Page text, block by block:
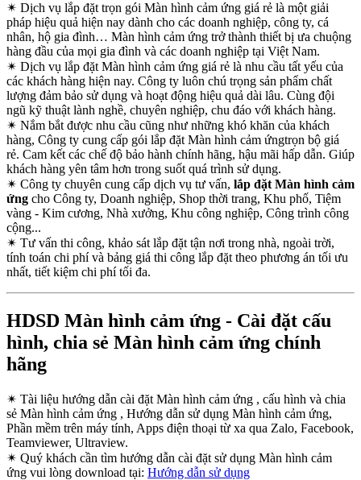
✴ Dịch vụ lắp đặt trọn gói Màn hình cảm ứng giá rẻ là một giải
pháp hiệu quả hiện nay dành cho các doanh nghiệp, công ty, cá
nhân, hộ gia đình… Màn hình cảm ứng trở thành thiết bị ưa chuộng
hàng đầu của mọi gia đình và các doanh nghiệp tại Việt Nam.
✴ Dịch vụ lắp đặt Màn hình cảm ứng giá rẻ là nhu cầu tất yếu của
các khách hàng hiện nay. Công ty luôn chú trọng sản phẩm chất
lượng đảm bảo sử dụng và hoạt động hiệu quả dài lâu. Cùng đội
ngũ kỹ thuật lành nghề, chuyên nghiệp, chu đáo với khách hàng.
✴ Nắm bắt được nhu cầu cũng như những khó khăn của khách
hàng, Công ty cung cấp gói lắp đặt Màn hình cảm ứngtrọn bộ giá
rẻ. Cam kết các chế độ bảo hành chính hãng, hậu mãi hấp dẫn. Giúp
khách hàng yên tâm hơn trong suốt quá trình sử dụng.
✴ Công ty chuyên cung cấp dịch vụ tư vấn, lắp đặt Màn hình cảm
ứng cho Công ty, Doanh nghiệp, Shop thời trang, Khu phố, Tiệm
vàng - Kim cương, Nhà xưởng, Khu công nghiệp, Công trình công
cộng...
✴ Tư vấn thi công, khảo sát lắp đặt tận nơi trong nhà, ngoài trời,
tính toán chi phí và bảng giá thi công lắp đặt theo phương án tối ưu
nhất, tiết kiệm chi phí tối đa.
HDSD Màn hình cảm ứng - Cài đặt cấu
hình, chia sẻ Màn hình cảm ứng chính
hãng
✴ Tài liệu hướng dẫn cài đặt Màn hình cảm ứng , cấu hình và chia
sẻ Màn hình cảm ứng , Hướng dẫn sử dụng Màn hình cảm ứng,
Phần mềm trên máy tính, Apps điện thoại từ xa qua Zalo, Facebook,
Teamviewer, Ultraview.
✴ Quý khách cần tìm hướng dẫn cài đặt sử dụng Màn hình cảm
ứng vui lòng download tại: Hướng dẫn sử dụng